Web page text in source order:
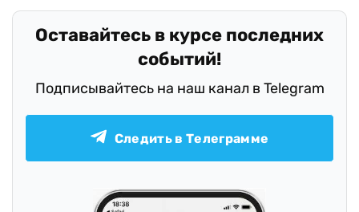
Оставайтесь в курсе последних
событий!
Подписывайтесь на наш канал в Telegram
Следить в Телеграмме